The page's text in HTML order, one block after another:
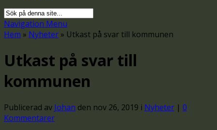
Navigation Menu
Hem » Nyheter » Utkast på svar till kommunen
Utkast på svar till
kommunen
Publicerad av Johan den nov 26, 2019 i Nyheter | 0
Kommentarer